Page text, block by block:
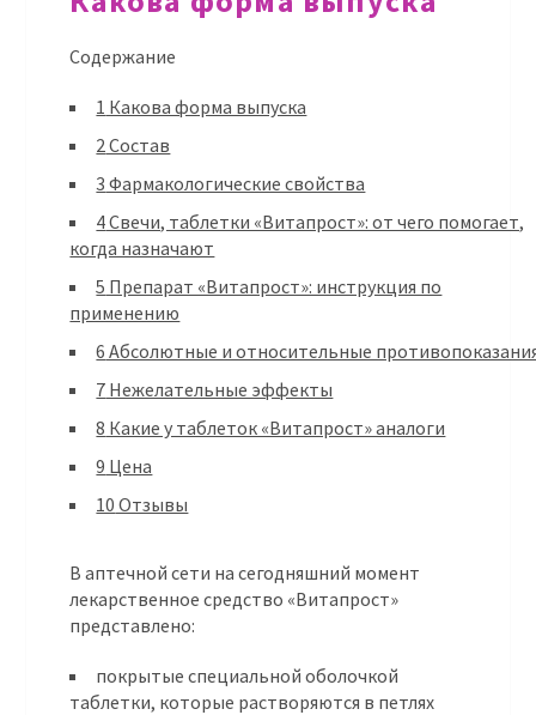
Содержание
1 Какова форма выпуска
2Состав
3 Фармакологические свойства
4Свечи, таблетки «Витапрост»: от чего помогает,
когда назначают
5 Препарат «Витапрост»: инструкция по
применению
6 Абсолютные и относительные
7 Нежелательные эффекты
8 Какие у таблеток «Витапрост» аналоги
9 Цена
10 Отзывы
В аптечной сети на сегодняшний момент
лекарственное средство «Витапрост»
представлено:
покрытые специальной оболочкой
таблетки, которые растворяются в петлях